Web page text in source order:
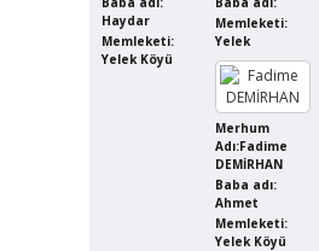
Haydar
Memleketi:
Yelek Köyü
Memleketi:
Yelek
Merhum
Adı:Fadime
DEMİRHAN
Baba adı:
Ahmet
Memleketi:
Yelek Köyü